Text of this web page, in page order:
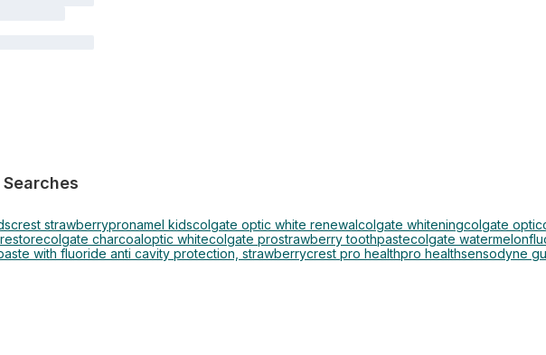
crest strawberrypronamel kidscolgate optic white renewalcolgate whiteningcolgate optic
colgate charcoaloptic whitecolgate prostrawberry toothpastecolgate watermelon
with fluoride anti cavity protection, strawberrycrest pro healthpro healthsensodyne